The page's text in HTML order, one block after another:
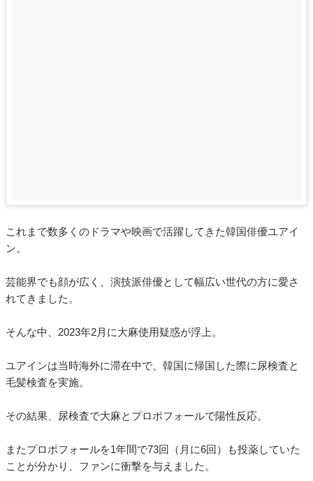
これまで数多くのドラマや映画で活躍してきた韓国俳優ユアイ
ン。
芸能界でも顔が広く、演技派俳優として幅広い世代の方に愛さ
れてきました。
そんな中、2023年2月に大麻使用疑惑が浮上。
ユアインは当時海外に滞在中で、韓国に帰国した際に尿検査と
毛髪検査を実施。
その結果、尿検査で大麻とプロポフォールで陽性反応。
またプロポフォールを1年間で73回（月に6回）も投薬していた
ことが分かり、ファンに衝撃を与えました。